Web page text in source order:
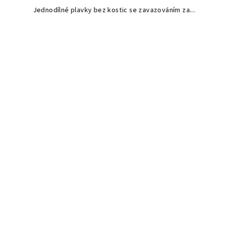
Jednodílné plavky bez kostic se zavazováním za...